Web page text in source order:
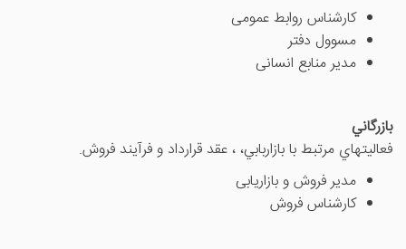
کارشناس روابط عمومی
مسوول دفتر
مدیر منابع انسانی
بازرگاني
فعاليتهاي مرتبط با بازاربابي، ، عقد قرارداد و فرآيند فروش.
مدیر فروش و بازاریابی
کارشناس فروش